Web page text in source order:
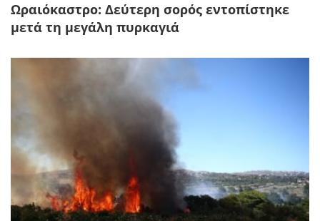
Ωραιόκαστρο: Δεύτερη σορός εντοπίστηκε
μετά τη μεγάλη πυρκαγιά